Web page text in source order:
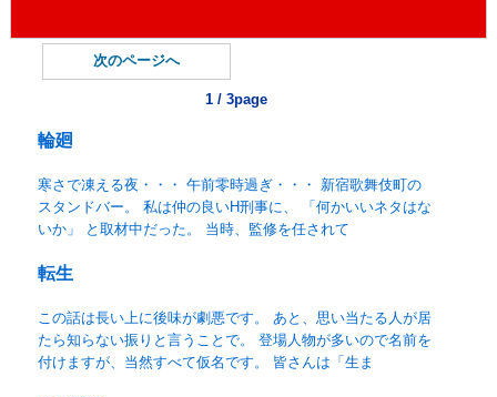
次のページへ
1 / 3page
輪廻
寒さで凍える夜・・・ 午前零時過ぎ・・・ 新宿歌舞伎町の
スタンドバー。 私は仲の良いH刑事に、 「何かいいネタはな
いか」 と取材中だった。 当時、監修を任されて
転生
この話は長い上に後味が劇悪です。 あと、思い当たる人が居
たら知らない振りと言うことで。 登場人物が多いので名前を
付けますが、当然すべて仮名です。 皆さんは「生ま